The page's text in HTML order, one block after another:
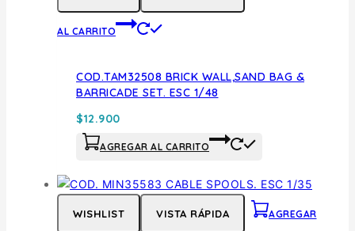
AL CARRITO
COD.TAM32508 BRICK WALL,SAND BAG &
BARRICADE SET. ESC 1/48
$12.900
AGREGAR AL CARRITO
WISHLIST VISTA RÁPIDA AGREGAR